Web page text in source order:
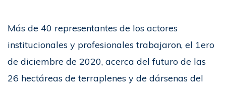
Más de 40 representantes de los actores
institucionales y profesionales trabajaron, el 1ero
de diciembre de 2020, acerca del futuro de las
26 hectáreas de terraplenes y de dársenas del